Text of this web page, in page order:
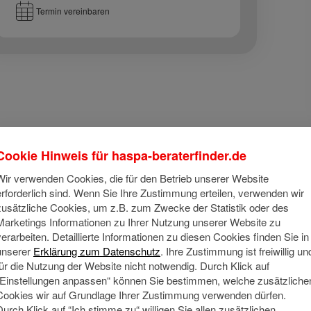
Termin vereinbaren
mich
stehe Ihnen mit über 20 Jahren Erfahrung in der
Transparenz und Verlässlichkeit basiert.
Ziel ist es, Ihre persönlichen finanziellen Ziele
Sicherheit zu geben, dass Sie gut beraten sind – heute und
Spezialgebiete: Vermögensaufbau, Vermögensoptimierung und
Hinweis für haspa-beraterfinder.de
verwenden Cookies, die für den Betrieb unserer Website
sind. Wenn Sie Ihre Zustimmung erteilen, verwenden wir
Cookies, um z.B. zum Zwecke der Statistik oder des
Informationen zu Ihrer Nutzung unserer Website zu
Detaillierte Informationen zu diesen Cookies finden Sie in
Erklärung zum Datenschutz. Ihre Zustimmung ist freiwillig
die Nutzung der Website nicht notwendig. Durch Klick auf
anpassen“ können Sie bestimmen, welche
wir auf Grundlage Ihrer Zustimmung verwenden dürfen.